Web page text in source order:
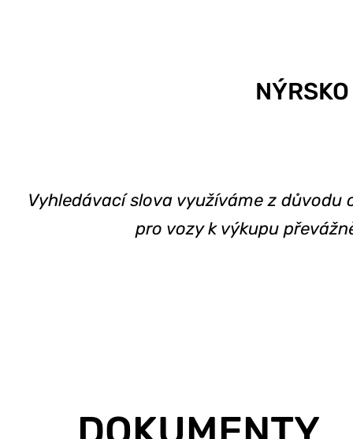
NÝRSKO
Vyhledávací slova využíváme z důvodu
pro vozy k výkupu